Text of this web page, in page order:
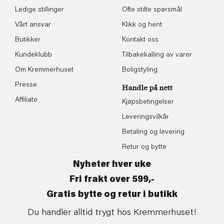
Ledige stillinger
Vårt ansvar
Butikker
Kundeklubb
Om Kremmerhuset
Presse
Affiliate
Ofte stilte spørsmål
Klikk og hent
Kontakt oss
Tilbakekalling av varer
Boligstyling
Handle på nett
Kjøpsbetingelser
Leveringsvilkår
Betaling og levering
Retur og bytte
Nyheter hver uke
Fri frakt over 599,-
Gratis bytte og retur i butikk
Du handler alltid trygt hos Kremmerhuset!